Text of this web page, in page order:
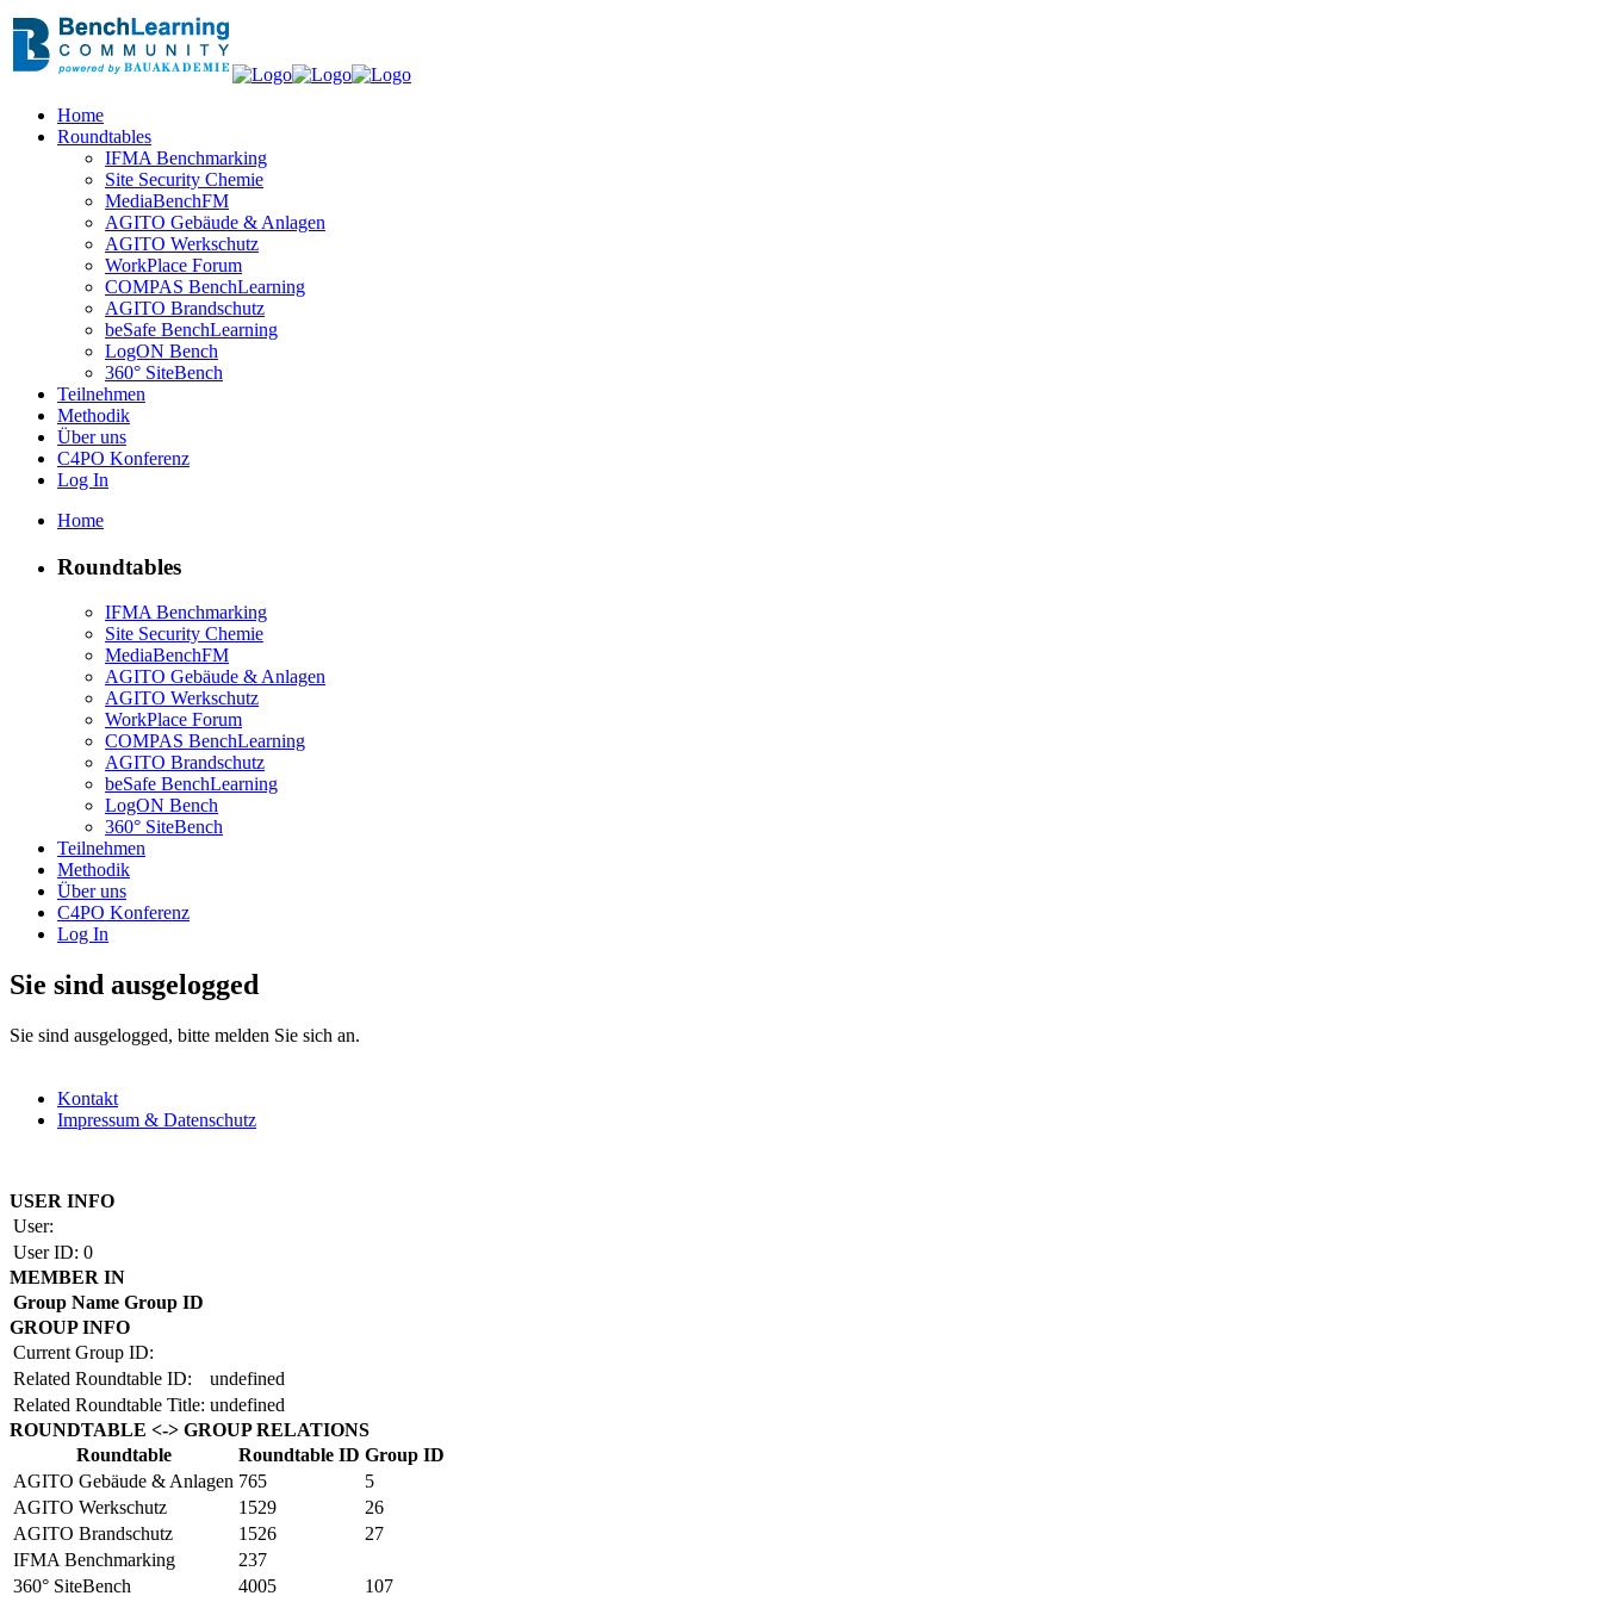
Home
Roundtables
IFMA Benchmarking
Site Security Chemie
MediaBenchFM
AGITO Gebäude & Anlagen
AGITO Werkschutz
WorkPlace Forum
COMPAS BenchLearning
AGITO Brandschutz
beSafe BenchLearning
LogON Bench
360° SiteBench
Teilnehmen
Methodik
Über uns
C4PO Konferenz
Log In
Home
Roundtables
IFMA Benchmarking
Site Security Chemie
MediaBenchFM
AGITO Gebäude & Anlagen
AGITO Werkschutz
WorkPlace Forum
COMPAS BenchLearning
AGITO Brandschutz
beSafe BenchLearning
LogON Bench
360° SiteBench
Teilnehmen
Methodik
Über uns
C4PO Konferenz
Log In
Sie sind ausgelogged
Sie sind ausgelogged, bitte melden Sie sich an.
Kontakt
Impressum & Datenschutz
USER INFO
User:
User ID: 0
MEMBER IN
Group Name Group ID
GROUP INFO
Current Group ID:
Related Roundtable ID:
undefined
Related Roundtable Title: undefined
ROUNDTABLE <-> GROUP RELATIONS
Roundtable
Roundtable ID Group ID
AGITO Gebäude & Anlagen 765
5
AGITO Werkschutz
1529
26
AGITO Brandschutz
1526
27
IFMA Benchmarking
237
360° SiteBench
4005 107